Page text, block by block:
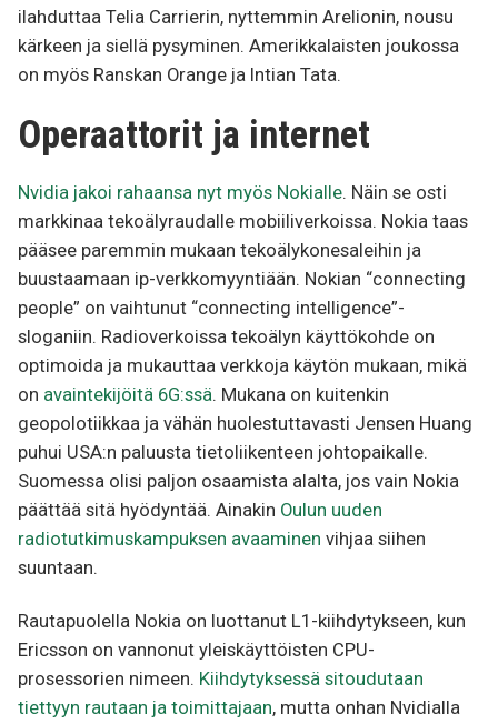
ilahduttaa Telia Carrierin, nyttemmin Arelionin, nousu
kärkeen ja siellä pysyminen. Amerikkalaisten joukossa
on myös Ranskan Orange ja Intian Tata.
Operaattorit ja internet
Nvidia jakoi rahaansa nyt myös Nokialle. Näin se osti
markkinaa tekoälyraudalle mobiiliverkoissa. Nokia taas
pääsee paremmin mukaan tekoälykonesaleihin ja
buustaamaan ip-verkkomyyntiään. Nokian “connecting
people” on vaihtunut “connecting intelligence”-
sloganiin. Radioverkoissa tekoälyn käyttökohde on
optimoida ja mukauttaa verkkoja käytön mukaan, mikä
on avaintekijöitä 6G:ssä. Mukana on kuitenkin
geopolotiikkaa ja vähän huolestuttavasti Jensen Huang
puhui USA:n paluusta tietoliikenteen johtopaikalle.
Suomessa olisi paljon osaamista alalta, jos vain Nokia
päättää sitä hyödyntää. Ainakin Oulun uuden
radiotutkimuskampuksen avaaminen vihjaa siihen
suuntaan.
Rautapuolella Nokia on luottanut L1-kiihdytykseen, kun
Ericsson on vannonut yleiskäyttöisten CPU-
prosessorien nimeen. Kiihdytyksessä sitoudutaan
tiettyyn rautaan ja toimittajaan, mutta onhan Nvidialla